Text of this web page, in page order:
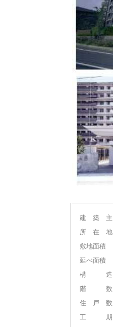
建 築 主
所 在 地
敷地面積
延べ面積
構 造
階 数
住 戸 数
工 期